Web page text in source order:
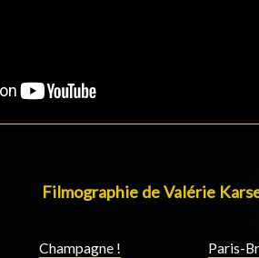
Filmographie de Valérie
Champagne ! Paris-